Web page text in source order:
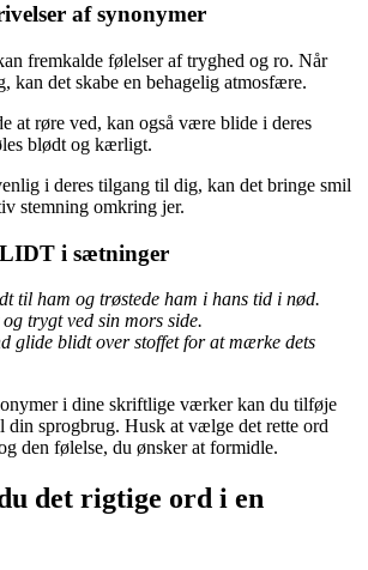
af synonymer
fremkalde følelser af tryghed og ro. Når
kan det skabe en behagelig atmosfære.
at røre ved, kan også være blide i deres
blødt og kærligt.
i deres tilgang til dig, kan det bringe smil
stemning omkring jer.
i sætninger
til ham og trøstede ham i hans tid i nød.
trygt ved sin mors side.
glide blidt over stoffet for at mærke dets
i dine skriftlige værker kan du tilføje
din sprogbrug. Husk at vælge det rette ord
den følelse, du ønsker at formidle.
det rigtige ord i en